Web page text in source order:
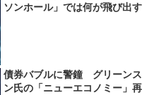
ソンホール」では何が飛び出
債券バブルに警鐘 グリーン
ン氏の「ニューエコノミー」再